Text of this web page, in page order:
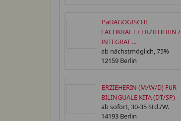
PäDAGOGISCHE
FACHKRAFT / ERZIEHERIN /
INTEGRAT ...
ab nächstmöglich, 75%
12159 Berlin
ERZIEHERIN (M/W/D) FüR
BILINGUALE KITA (DT/SP)
ab sofort, 30-35 Std./W.
14193 Berlin